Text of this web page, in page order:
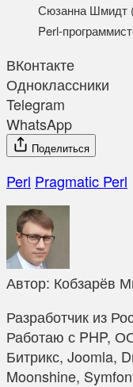
Сюзанна Шмидт
Perl-
ВКонтакте
Одноклассники
Telegram
WhatsApp
Поделиться
Perl Pragmatic Perl
Автор: Кобзарёв
Разработчик из
Работаю с PHP,
Битрикс, Joomla,
Moonshine,